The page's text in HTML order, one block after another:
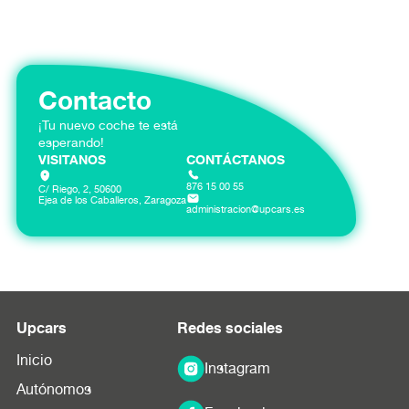
Contacto
¡Tu nuevo coche te está
esperando!
VISITANOS
C/ Riego, 2, 50600
Ejea de los Caballeros, Zaragoza
CONTÁCTANOS
876 15 00 55
administracion@upcars.es
Upcars
Inicio
Autónomos
Redes sociales
Instagram